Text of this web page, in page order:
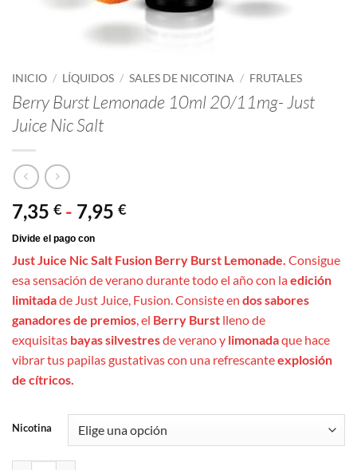
INICIO / LÍQUIDOS / SALES DE NICOTINA / FRUTALES
Berry Burst Lemonade 10ml 20/11mg- Just
Juice Nic Salt
7,35 € - 7,95 €Rango
desde
7,35 €
hasta
7,95 €
Just Juice Nic Salt Fusion Berry Burst Lemonade. Consigue
esa sensación de verano durante todo el año con laedición
limitadade Just Juice, Fusion. Consiste en dos sabores
ganadores de premios, el Berry Burst lleno de
exquisitas bayas silvestresde veranoy limonadaque hace
vibrar tus papilas gustativas con una refrescanteexplosión
de cítricos.
Nicotina